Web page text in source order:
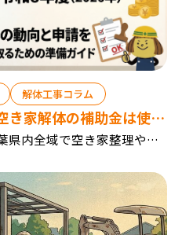
解体工事コラム
き家解体の補助金は使え
ち取るための準備ガイ
県内全域で空き家整理や建
かな自然、そして活気ある
」の解体補助金について